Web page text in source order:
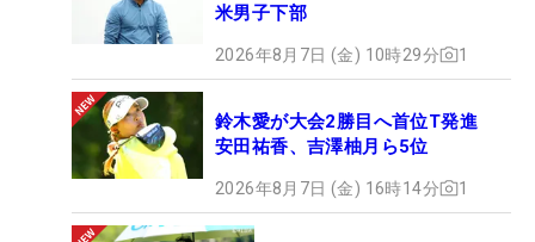
米男子下部
2026年8月7日 (金) 10時29分 1
鈴木愛が大会2勝目へ首位T発進
安田祐香、吉澤柚月ら5位
2026年8月7日 (金) 16時14分 1